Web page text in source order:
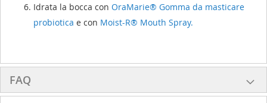
Idrata la bocca con OraMarie® Gomma da masticare
probiotica e con Moist-R® Mouth Spray.
FAQ